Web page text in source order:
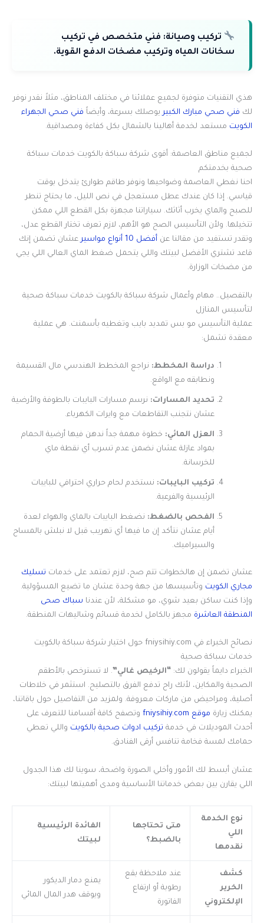
تركيب وصيانة: فني متخصص في تركيب
سخانات المياه وتركيب مضخات الدفع القوية.
هذي التقنيات متوفرة لجميع عملائنا في مختلف المناطق، مثلاً نقدر نوفر
لك فني صحي مبارك الكبيريوصلك بسرعة، وأيضاً فني صحي الجهراء
الكويت مستعد لخدمة أهالينا بالشمال بكل كفاءة ومصداقية.
لجميع مناطق العاصمة: أقوى شركة سباكة بالكويت خدمات سباكة
صحية بخدمتكم
احنا نغطي العاصمة وضواحيها ونوفر طاقم طوارئ يتدخل بوقت
قياسي. إذا كان عندك عطل مستعجل في نص الليل، ما يحتاج تنطر
للصبح والماي يخرب أثاثك. سياراتنا مجهزة بكل القطع اللي ممكن
تتخيلها. ولأن التأسيس الصح هو الأهم، لازم تعرف تختار القطع عدل،
وتقدر تستفيد من مقالنا عن أفضل 10 أنواع مواسير
عشان تضمن إنك
قاعد تشتري الأفضل لبيتك واللي يتحمل ضغط الماي العالي اللي يجي
من مضخات الوزارة.
بالتفصيل.. مهام وأعمال شركة سباكة بالكويت خدمات سباكة صحية
لتأسيس المنازل
عملية التأسيس مو بس تمديد بايب وتغطيه بأسمنت. هي عملية
معقدة تشمل:
دراسة المخطط: نراجع المخطط الهندسي مال القسيمة
ونطابقه مع الواقع.
تحديد المسارات: نرسم مسارات البايبات بالطوفة والأرضية
عشان نتجنب التقاطعات مع وايرات الكهرباء.
العزل المائي: خطوة مهمة جداً ندهن فيها أرضية الحمام
بمواد عازلة عشان نضمن عدم تسرب أي نقطة ماي
للخرسانة.
تركيب البايبات: نستخدم لحام حراري احترافي للبايبات
الرئيسية والفرعية.
الفحص بالضغط: نضغط البايبات بالماي والهواء لعدة
أيام عشان نتأكد إن ما فيها أي تهريب قبل لا نبلش بالمساح
والسيراميك.
عشان تضمن إن هالخطوات تتم صح، لازم تعتمد على خدمات تسليك
مجاري الكويت وتأسيسها من جهة وحدة عشان ما تضيع المسؤولية.
وإذا كنت ساكن بعيد شوي، مو مشكلة، لأن عندنا سباك صحى
المنطقة العاشرة مجهز بالكامل لخدمة قسائم وشاليهات المنطقة.
نصائح الخبراء في fniysihiy.com حول اختيار شركة سباكة بالكويت
خدمات سباكة صحية
الخبراء دايماً يقولون لك: “الرخيص غالي” . لا تسترخص بالأطقم
الصحية والمكاين، لأنك راح تدفع الفرق بالتصليح. استثمر في خلاطات
أصلية، ومراحيض من ماركات معروفة. ولمزيد من التفاصيل حول باقاتنا،
يمكنك زيارة موقع fniysihiy.com
وتصفح كافة أقسامنا للتعرف على
أحدث الموديلات في خدمة تركيب ادوات صحية بالكويت واللي تعطي
حمامك لمسة فخامة تنافس أرقى الفنادق.
عشان أبسط لك الأمور وأخلي الصورة واضحة، سوينا لك هذا الجدول
اللي يقارن بين بعض خدماتنا الأساسية ومدى أهميتها لبيتك:
نوع الخدمة
اللي
نقدمها
متى تحتاجها
بالضبط؟
الفائدة الرئيسية
لبيتك
كشف
الخرير
الإلكتروني
عند ملاحظة بقع
رطوبة أو ارتفاع
الفاتورة
يمنع دمار الديكور
ويوقف هدر المال المائي